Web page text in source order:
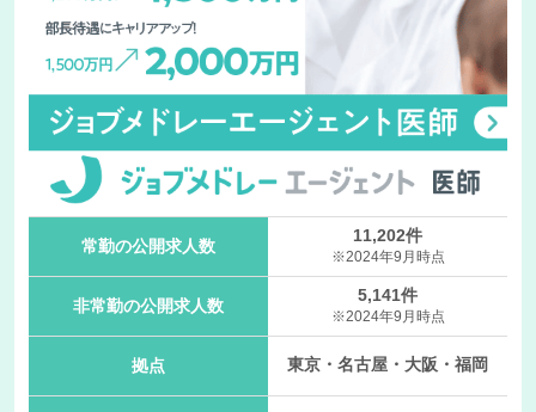
常勤の公開求人数
11,202件
※2024年9月時点
非常勤の公開求人数
5,141件
※2024年9月時点
拠点 東京・名古屋・大阪・福岡